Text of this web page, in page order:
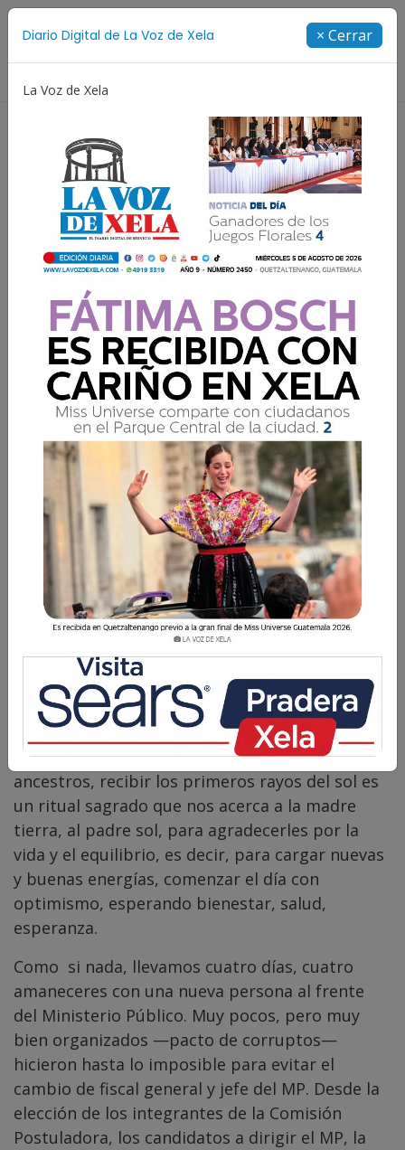
Diario Digital de La Voz de Xela × Cerrar
La Voz de Xela
El alba está apareciendo
en el horizonte
Arnoldo Soch Tzul 21 Mayo 2026 07:00
Comparte
El alba está apareciendo en el horizonte;
metafóricamente hablando, es el punto en el
cual todo vuelve a empezar. Para nuestros
ancestros, recibir los primeros rayos del sol es
un ritual sagrado que nos acerca a la madre
tierra, al padre sol, para agradecerles por la
vida y el equilibrio, es decir, para cargar nuevas
y buenas energías, comenzar el día con
optimismo, esperando bienestar, salud,
esperanza.
Como si nada, llevamos cuatro días, cuatro
amaneceres con una nueva persona al frente
del Ministerio Público. Muy pocos, pero muy
bien organizados —pacto de corruptos—
hicieron hasta lo imposible para evitar el
cambio de fiscal general y jefe del MP. Desde la
elección de los integrantes de la Comisión
Postuladora, los candidatos a dirigir el MP, la